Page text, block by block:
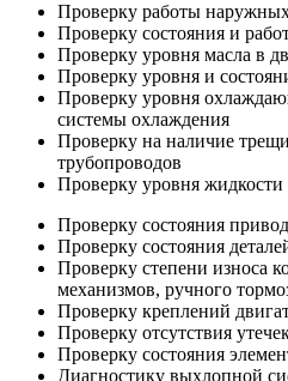
Проверку работы
Проверку состояния и
Проверку уровня масла в
Проверку уровня и
Проверку уровня
системы охлаждения
Проверку на наличие
трубопроводов
Проверку уровня
Проверку состояния
Проверку состояния
Проверку степени износа
механизмов, ручного
Проверку креплений
Проверку отсутствия
Проверку состояния
Диагностику выхлопной